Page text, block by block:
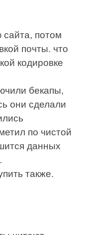
потом
почты. что
кодировке
бекапы,
они сделали
по чистой
данных
также.